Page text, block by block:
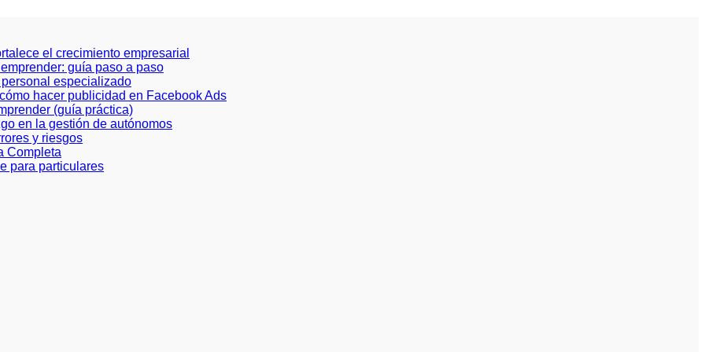
el crecimiento empresarial
guía paso a paso
especializado
hacer publicidad en Facebook Ads
(guía práctica)
en la gestión de autónomos
y riesgos
Completa
para particulares